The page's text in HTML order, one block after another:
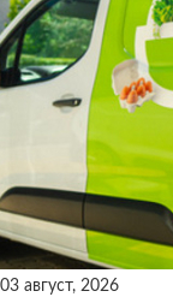
03 август, 2026